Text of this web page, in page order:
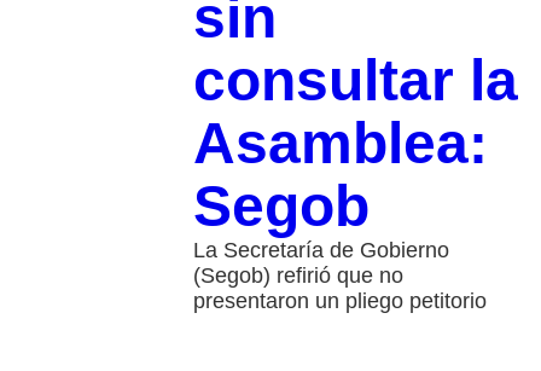
sin
consultar la
Asamblea:
Segob
La Secretaría de Gobierno
(Segob) refirió que no
presentaron un pliego petitorio